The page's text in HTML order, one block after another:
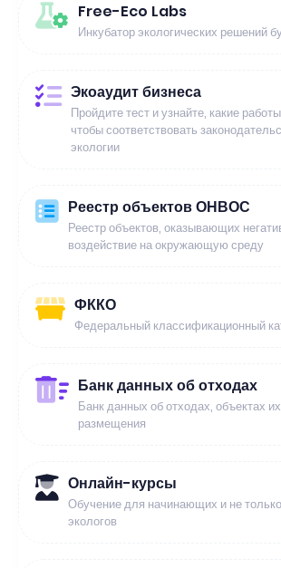
Free-Eco Labs
Инкубатор экологических решений
Экоаудит бизнеса
Пройдите тест и узнайте, какие
чтобы соответствовать
экологии
Реестр объектов ОНВОС
Реестр объектов, оказывающих
воздействие на окружающую среду
ФККО
Федеральный классификационный
Банк данных об отходах
Банк данных об отходах, объектах
размещения
Онлайн-курсы
Обучение для начинающих и не
экологов